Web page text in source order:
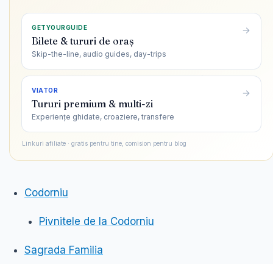
GETYOURGUIDE
Bilete & tururi de oraș
Skip-the-line, audio guides, day-trips
VIATOR
Tururi premium & multi-zi
Experiențe ghidate, croaziere, transfere
Linkuri afiliate · gratis pentru tine, comision pentru blog
Codorniu
Pivnitele de la Codorniu
Sagrada Familia